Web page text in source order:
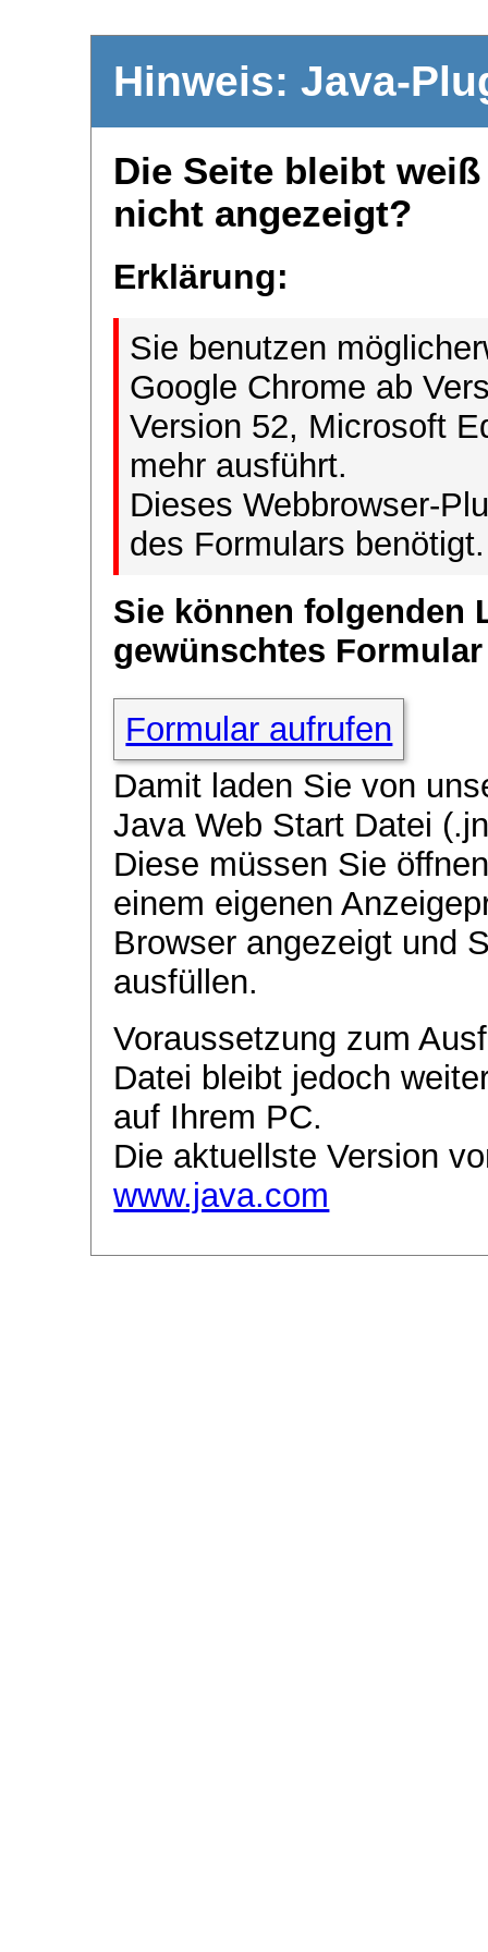
Hinweis: Java-
Die Seite bleibt
nicht angezeigt?
Erklärung:
Sie benutzen
Google Chrome ab
Version 52, Microsoft
mehr ausführt.
Dieses Webbrowser-
des Formulars benötigt.
Sie können folgenden
gewünschtes
Formular aufrufen
Damit laden Sie von
Java Web Start Datei
Diese müssen Sie
einem eigenen
Browser angezeigt und
ausfüllen.
Voraussetzung zum
Datei bleibt jedoch
auf Ihrem PC.
Die aktuellste Version
www.java.com